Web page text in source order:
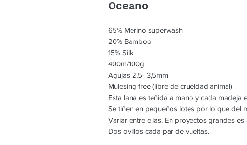
Oceano
65% Merino superwash
20% Bamboo
15% Silk
400m/100g
Agujas 2,5- 3,5mm
Mulesing free (libre de crueldad animal)
Esta lana es teñida a mano y cada madeja
Se tiñen en pequeños lotes por lo que del
Variar entre ellas. En proyectos grandes
Dos ovillos cada par de vueltas.